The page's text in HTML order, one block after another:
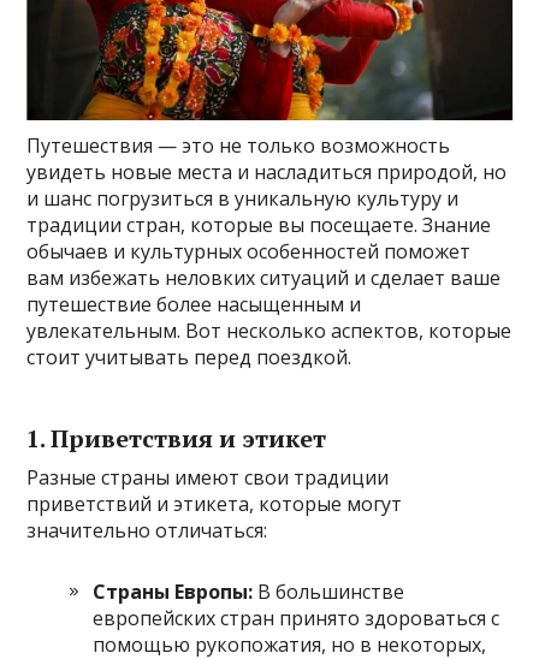
Путешествия — это не только возможность
увидеть новые места и насладиться природой, но
и шанс погрузиться в уникальную культуру и
традиции стран, которые вы посещаете. Знание
обычаев и культурных особенностей поможет
вам избежать неловких ситуаций и сделает ваше
путешествие более насыщенным и
увлекательным. Вот несколько аспектов, которые
стоит учитывать перед поездкой.
1.Приветствия и этикет
Разные страны имеют свои традиции
приветствий и этикета, которые могут
значительно отличаться:
Страны Европы: В большинстве
европейских стран принято здороваться с
помощью рукопожатия, но в некоторых,